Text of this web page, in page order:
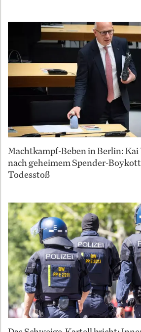
Machtkampf-Beben in Berlin: Kai
nach geheimem Spender-
Todesstoß